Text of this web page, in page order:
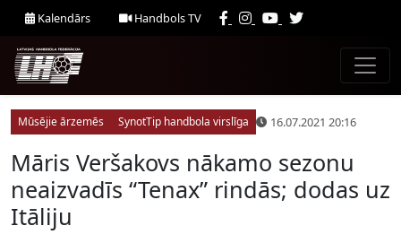
Kalendārs Handbols TV
Mūsējie ārzemēs SynotTip handbola virslīga 16.07.2021 20:16
Māris Veršakovs nākamo sezonu
neaizvadīs “Tenax” rindās; dodas uz
Itāliju